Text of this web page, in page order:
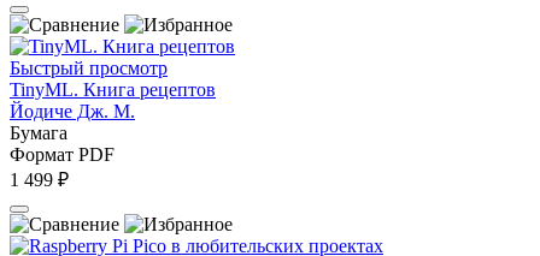
Быстрый просмотр
TinyML. Книга рецептов
Йодиче Дж. М.
Бумага
Формат PDF
1 499 ₽